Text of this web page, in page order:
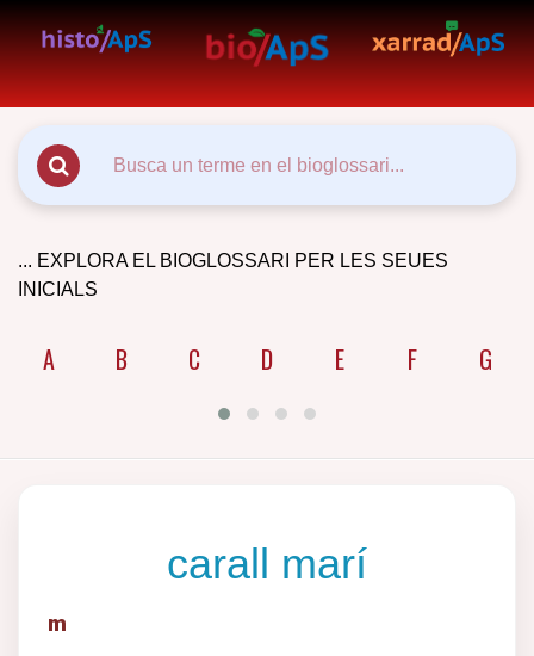
... EXPLORA EL BIOGLOSSARI PER LES SEUES
INICIALS
A B C D E F G
carall marí
m